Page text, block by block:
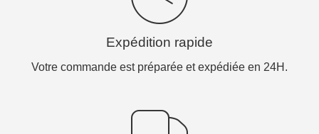
Expédition rapide
Votre commande est préparée et expédiée en 24H.